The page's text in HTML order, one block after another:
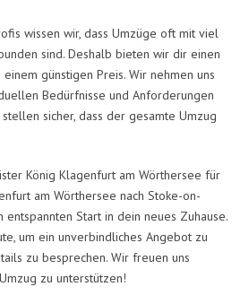
wissen wir, dass Umzüge oft mit viel
sind. Deshalb bieten wir dir einen
günstigen Preis. Wir nehmen uns
Bedürfnisse und Anforderungen
sicher, dass der gesamte Umzug
König Klagenfurt am Wörthersee für
am Wörthersee nach Stoke-on-
Start in dein neues Zuhause.
um ein unverbindliches Angebot zu
zu besprechen. Wir freuen uns
zu unterstützen!